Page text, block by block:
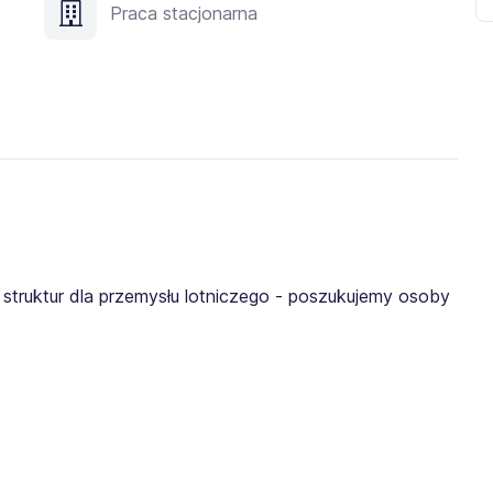
Praca stacjonarna
dla przemysłu lotniczego - poszukujemy osoby